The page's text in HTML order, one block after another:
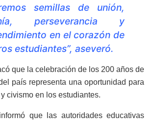
semillas de unión,
perseverancia y
en el corazón de
estudiantes”, aseveró.
que la celebración de los 200 años de
país representa una oportunidad para
civismo en los estudiantes.
que las autoridades educativas